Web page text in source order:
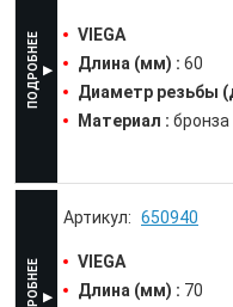
VIEGA
Длина (мм) : 60
Диаметр резьбы
Материал : бронза
650940
VIEGA
Длина (мм) : 70